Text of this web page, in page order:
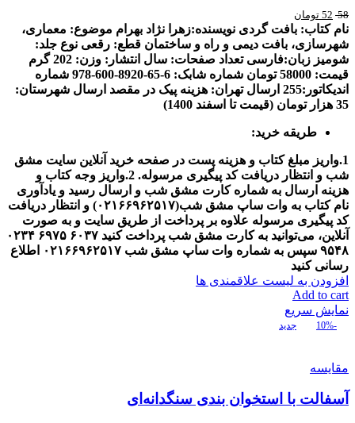
58
52 تومان
نام کتاب: بافت گردی نويسنده:زهرا نژاد بهرام موضوع: معماری،
شهرسازی، بافت دیمی و راه و ساختمان قطع: رقعی نوع جلد:
شومیز زبان:فارسیتعداد صفحات: سال انتشار: وزن: 202 گرم
قیمت: 58000 تومان
شماره شابک: 6-65-8920-600-978
شماره
اندیکاتور:255
ارسال تهران: هزینه پیک در مقصد ارسال شهرستان:
35 هزار تومان (قیمت تا اسفند 1400)
طریقه خرید:
1.واریز مبلغ کتاب و هزینه پست در صفحه خرید آنلاین سایت مشق
شب و انتظار دریافت کد پیگیری مرسوله.
2.واریز وجه کتاب و
هزینه ارسال به شماره کارت مشق شب و ارسال رسید و یادآوری
نام کتاب به وات ساپ مشق شب(۰۲۱۶۶۹۶۲۵۱۷) و انتظار دریافت
کد پیگیری مرسوله علاوه بر پرداخت از طریق سایت و به صورت
آنلاین، می‌توانید به کارت مشق شب پرداخت کنید ۶۰۳۷ ۶۹۷۵ ۰۲۳۴
۹۵۴۸ سپس به شماره وات ساپ مشق شب ۰۲۱۶۶۹۶۲۵۱۷
اطلاع
رسانی کنید
افزودن به لیست علاقمندی ها
Add to cart
نمایش سریع
-10% جدید
مقایسه
آسفالت با استخوان بندی سنگدانه‌ای